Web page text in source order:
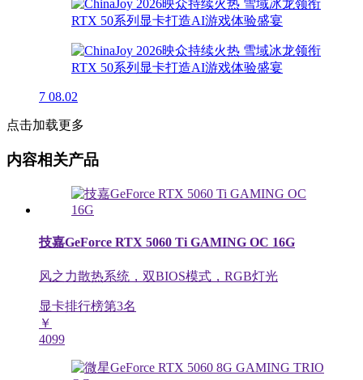
7 08.02
点击加载更多
内容相关产品
技嘉GeForce RTX 5060 Ti GAMING OC 16G
风之力散热系统，双BIOS模式，RGB灯光
显卡排行榜第3名
￥
4099